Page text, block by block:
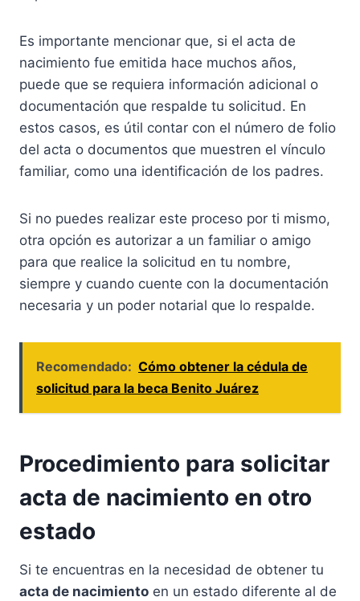
Es importante mencionar que, si el acta de
nacimiento fue emitida hace muchos años,
puede que se requiera información adicional o
documentación que respalde tu solicitud. En
estos casos, es útil contar con el número de folio
del acta o documentos que muestren el vínculo
familiar, como una identificación de los padres.
Si no puedes realizar este proceso por ti mismo,
otra opción es autorizar a un familiar o amigo
para que realice la solicitud en tu nombre,
siempre y cuando cuente con la documentación
necesaria y un poder notarial que lo respalde.
Recomendado: Cómo obtener la cédula de
solicitud para la beca Benito Juárez
Procedimiento para solicitar
acta de nacimiento en otro
estado
Si te encuentras en la necesidad de obtener tu
acta de nacimiento en un estado diferente al de